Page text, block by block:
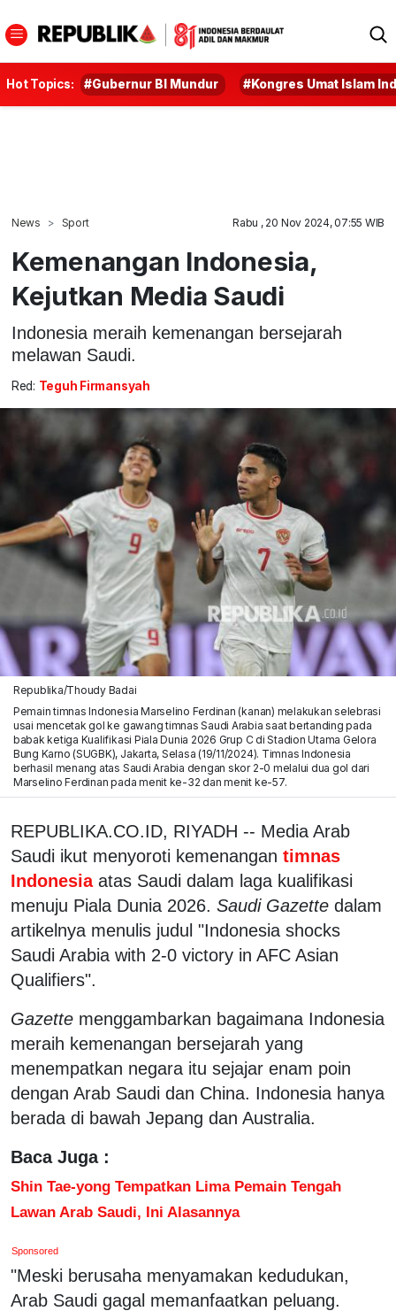
Hot Topics: #Gubernur BI Mundur #Kongres Umat Islam
News Sport Rabu , 20 Nov 2024, 07:55 WIB
Kemenangan Indonesia,
Kejutkan Media Saudi
Indonesia meraih kemenangan bersejarah
melawan Saudi.
Red: Teguh Firmansyah
Republika/Thoudy Badai
Pemain timnas Indonesia Marselino Ferdinan (kanan) melakukan selebrasi
usai mencetak gol ke gawang timnas Saudi Arabia saat bertanding pada
babak ketiga Kualifikasi Piala Dunia 2026 Grup C di Stadion Utama Gelora
Bung Karno (SUGBK), Jakarta, Selasa (19/11/2024). Timnas Indonesia
berhasil menang atas Saudi Arabia dengan skor 2-0 melalui dua gol dari
Marselino Ferdinan pada menit ke-32 dan menit ke-57.
REPUBLIKA.CO.ID, RIYADH -- Media Arab
Saudi ikut menyoroti kemenangan timnas
Indonesia atas Saudi dalam laga kualifikasi
menuju Piala Dunia 2026. Saudi Gazette dalam
artikelnya menulis judul "Indonesia shocks
Saudi Arabia with 2-0 victory in AFC Asian
Qualifiers".
Gazette menggambarkan bagaimana Indonesia
meraih kemenangan bersejarah yang
menempatkan negara itu sejajar enam poin
dengan Arab Saudi dan China. Indonesia hanya
berada di bawah Jepang dan Australia.
Baca Juga :
Shin Tae-yong Tempatkan Lima Pemain Tengah
Lawan Arab Saudi, Ini Alasannya
Sponsored
"Meski berusaha menyamakan kedudukan,
Arab Saudi gagal memanfaatkan peluang.